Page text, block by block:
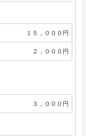
１５，０００円
２，０００円
３，０００円